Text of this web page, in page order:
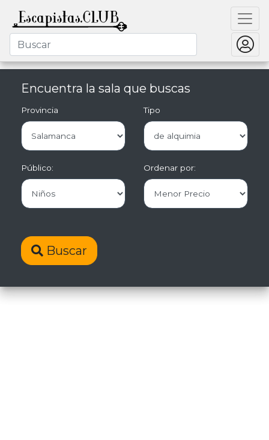
Encuentra la sala que buscas
Provincia Tipo
Público: Ordenar por:
Buscar